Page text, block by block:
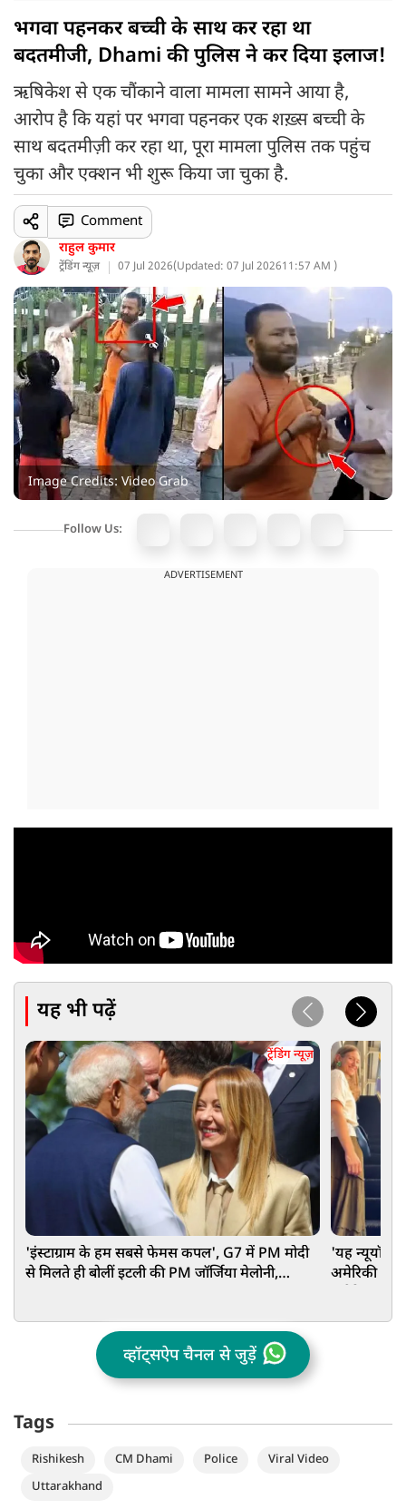
भगवा पहनकर बच्ची के साथ कर रहा था
बदतमीजी, Dhami की पुलिस ने कर दिया इलाज!
ऋषिकेश से एक चौंकाने वाला मामला सामने आया है,
आरोप है कि यहां पर भगवा पहनकर एक शख़्स बच्ची के
साथ बदतमीज़ी कर रहा था, पूरा मामला पुलिस तक पहुंच
चुका और एक्शन भी शुरू किया जा चुका है.
राहुल कुमार
ट्रेंडिंग न्यूज़ 07 Jul 2026(Updated: 07 Jul 202611:57 AM )
Comment
Image Credits: Video Grab
Follow Us:
ADVERTISEMENT
यह भी पढ़ें
ट्रेंडिंग न्यूज़
'इंस्टाग्राम के हम सबसे फेमस कपल', G7 में PM मोदी
से मिलते ही बोलीं इटली की PM जॉर्जिया मेलोनी,
'यह न्यूयॉर्क
अमेरिकी
व्हॉट्सऐप चैनल से जुड़ें
Tags
Rishikesh CM Dhami Police
Viral Video
Uttarakhand